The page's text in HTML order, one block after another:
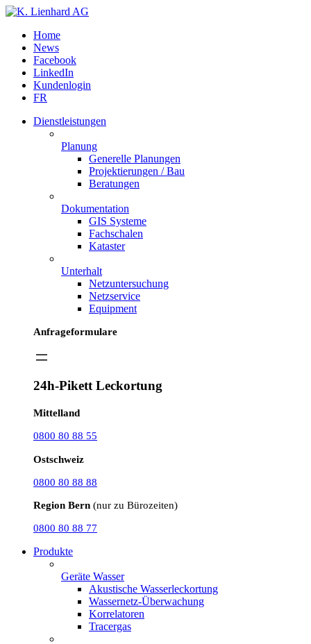
Home
News
Facebook
LinkedIn
Kundenlogin
FR
Dienstleistungen
Planung
Generelle Planungen
Projektierungen / Bau
Beratungen
Dokumentation
GIS Systeme
Fachschalen
Kataster
Unterhalt
Netzuntersuchung
Netzservice
Equipment
Anfrageformulare
24h-Pikett Leckortung
Mittelland
0800 80 88 55
Ostschweiz
0800 80 88 88
Region Bern (nur zu Bürozeiten)
0800 80 88 77
Produkte
Geräte Wasser
Akustische Wasserleckortung
Wassernetz-Überwachung
Korrelatoren
Tracergas